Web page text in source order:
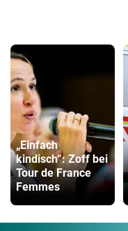
„Einfach
kindisch“: Zoff bei
Tour de France
Femmes